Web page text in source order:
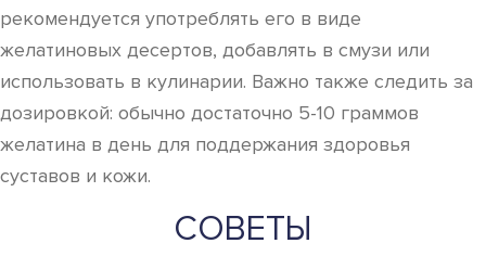
рекомендуется употреблять его в виде
желатиновых десертов, добавлять в смузи или
использовать в кулинарии. Важно также следить за
дозировкой: обычно достаточно 5-10 граммов
желатина в день для поддержания здоровья
суставов и кожи.
СОВЕТЫ